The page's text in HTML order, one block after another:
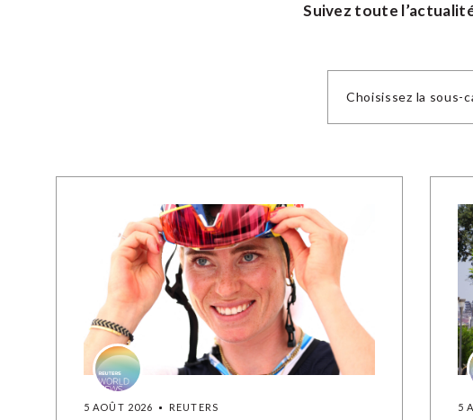
Suivez toute
Choisissez la sous-
5 AOÛT 2026 REUTERS 5